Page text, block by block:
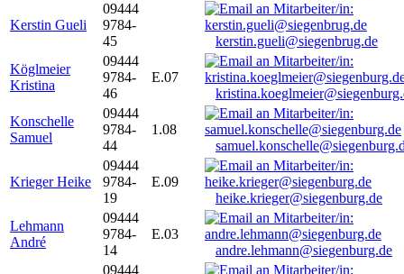
Kerstin Gueli
09444
9784-
45
kerstin.gueli@siegenbrug.de
Köglmeier
Kristina
09444
9784-
46
E.07
Konschelle
Samuel
09444
9784-
44
1.08
Krieger Heike
09444
9784-
19
E.09
heike.krieger@siegenburg.de
Lehmann
André
09444
9784-
14
E.03
andre.lehmann@siegenburg.de
09444